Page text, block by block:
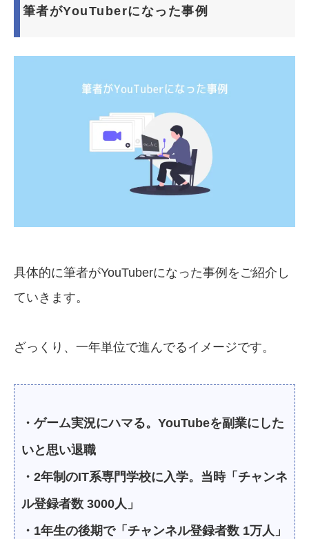
筆者がYouTuberになった事例
具体的に筆者がYouTuberになった事例をご紹介し
ていきます。
ざっくり、一年単位で進んでるイメージです。
・ゲーム実況にハマる。YouTubeを副業にした
いと思い退職
・2年制のIT系専門学校に入学。当時「チャンネ
ル登録者数 3000人」
・1年生の後期で「チャンネル登録者数 1万人」